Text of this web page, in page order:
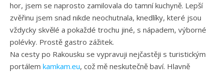
hor, jsem se naprosto zamilovala do tamní kuchyně. Lepší
zvěřinu jsem snad nikde neochutnala, knedlíky, které jsou
vždycky skvělé a pokaždé trochu jiné, s nápadem, výborné
polévky. Prostě gastro zážitek.
Na cesty po Rakousku se vypravuji nejčastěji s turistickým
portálem kamkam.eu, což mě neskutečně baví. Hlavně